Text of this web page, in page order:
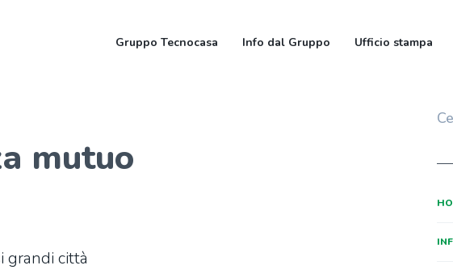
Gruppo Tecnocasa Info dal Gruppo Ufficio stampa
mutuo
grandi città